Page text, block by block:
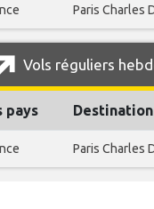
Paris Charles
Vols réguliers
pays Destination
Paris Charles